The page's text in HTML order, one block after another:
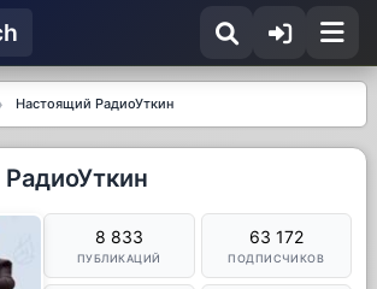
Настоящий РадиоУткин
8 833
ПУБЛИКАЦИЙ
63 172
ПОДПИСЧИКОВ